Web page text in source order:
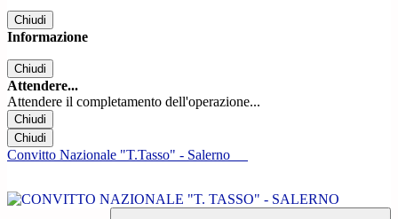
Chiudi
Informazione
Chiudi
Attendere...
Attendere il completamento dell'operazione...
Chiudi
Chiudi
Convitto Nazionale "T.Tasso" - Salerno